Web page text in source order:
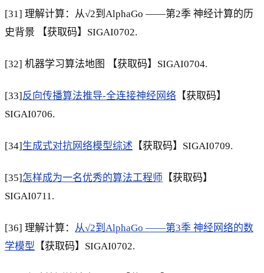
[31] 理解计算：从√2到AlphaGo ——第2季 神经计算的历
史背景 【获取码】SIGAI0702.
[32] 机器学习算法地图 【获取码】SIGAI0704.
[33]反向传播算法推导-全连接神经网络 【获取码】
SIGAI0706.
[34]生成式对抗网络模型综述 【获取码】SIGAI0709.
[35]怎样成为一名优秀的算法工程师 【获取码】
SIGAI0711.
[36] 理解计算： 从√2到AlphaGo ——第3季 神经网络的数
学模型 【获取码】SIGAI0702.